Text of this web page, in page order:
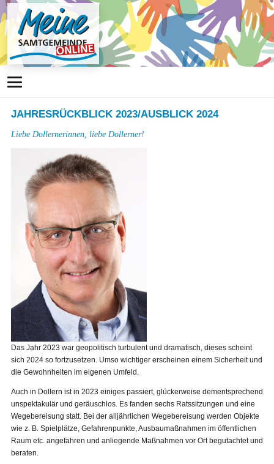
JAHRESRÜCKBLICK 2023/AUSBLICK 2024
Liebe Dollernerinnen, liebe Dollerner!
Das Jahr 2023 war geopolitisch turbulent und dramatisch, dieses scheint
sich 2024 so fortzusetzen. Umso wichtiger erscheinen einem Sicherheit und
die Gewohnheiten im eigenen Umfeld.
Auch in Dollern ist in 2023 einiges passiert, glückerweise dementsprechend
unspektakulär und geräuschlos. Es fanden sechs Ratssitzungen und eine
Wegebereisung statt. Bei der alljährlichen Wegebereisung werden Objekte
wie z. B. Spielplätze, Gefahrenpunkte, Ausbaumaßnahmen im öffentlichen
Raum etc. angefahren und anliegende Maßnahmen vor Ort begutachtet und
beraten.